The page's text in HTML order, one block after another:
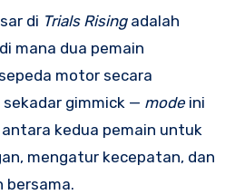
di Trials Risingadalah
mana dua pemain
motor secara
sekadar gimmick — mode ini
kedua pemain untuk
mengatur kecepatan, dan
bersama.